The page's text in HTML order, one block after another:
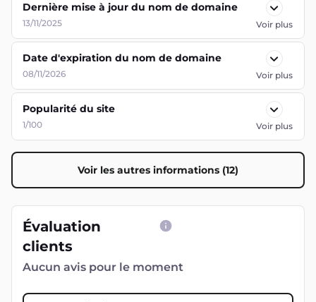
Dernière mise à jour du nom de domaine
13/11/2025 Voir plus
Date d'expiration du nom de domaine
08/11/2026 Voir plus
Popularité du site
1/100 Voir plus
Voir les autres informations (12)
Évaluation
clients
Aucun avis pour le moment